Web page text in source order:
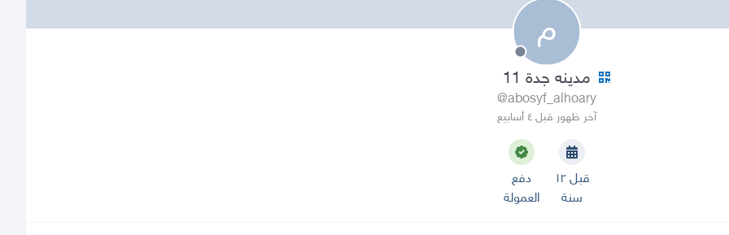
م
مدينه جدة 11
@abosyf_alhoary
آخر ظهور قبل ٤ أسابيع
قبل ١٢
سنة
دفع
العمولة